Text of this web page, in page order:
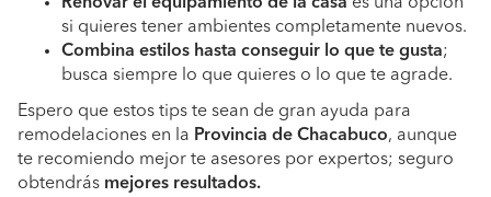
si quieres tener ambientes completamente nuevos.
Combina estilos hasta conseguir lo que te gusta;
busca siempre lo que quieres o lo que te agrade.
Espero que estos tips te sean de gran ayuda para
remodelaciones en la Provincia de Chacabuco, aunque
te recomiendo mejor te asesores por expertos; seguro
obtendrás mejores resultados.